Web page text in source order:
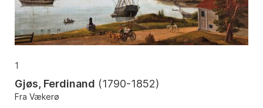
1
Gjøs, Ferdinand (1790-1852)
Fra Vækerø